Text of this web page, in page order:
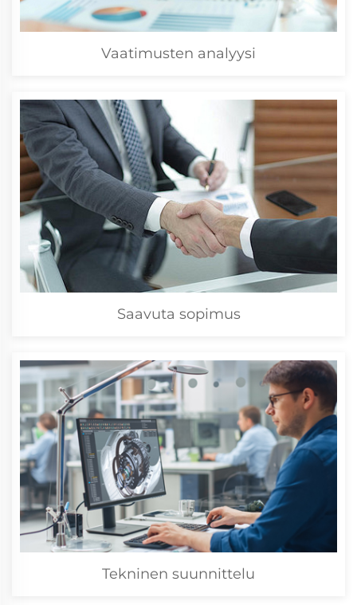
Vaatimusten analyysi
Saavuta sopimus
Tekninen suunnittelu